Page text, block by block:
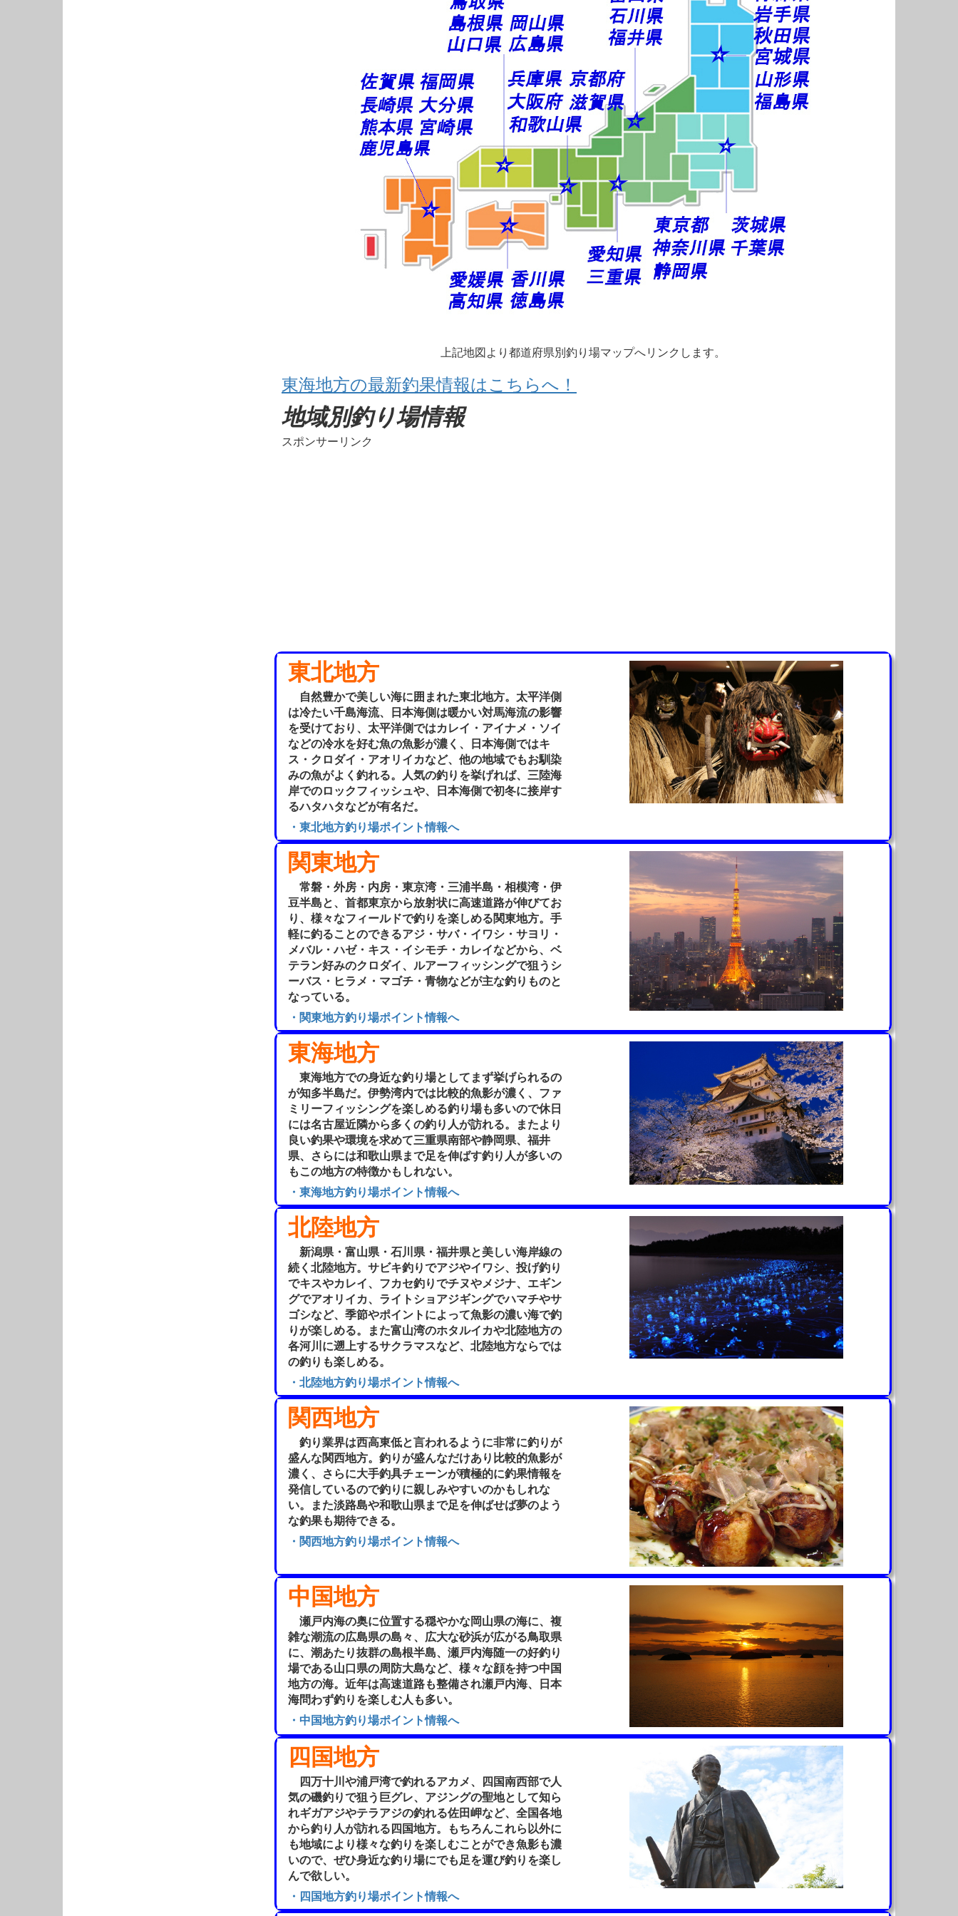
上記地図より都道府県別釣り場マップへリンクします。
東海地方の最新釣果情報はこちらへ！
地域別釣り場情報
スポンサーリンク
東北地方
自然豊かで美しい海に囲まれた東北地方。太平洋側
は冷たい千島海流、日本海側は暖かい対馬海流の影響
を受けており、太平洋側ではカレイ・アイナメ・ソイ
などの冷水を好む魚の魚影が濃く、日本海側ではキ
ス・クロダイ・アオリイカなど、他の地域でもお馴染
みの魚がよく釣れる。人気の釣りを挙げれば、三陸海
岸でのロックフィッシュや、日本海側で初冬に接岸す
るハタハタなどが有名だ。
・東北地方釣り場ポイント情報へ
関東地方
常磐・外房・内房・東京湾・三浦半島・相模湾・伊
豆半島と、首都東京から放射状に高速道路が伸びてお
り、様々なフィールドで釣りを楽しめる関東地方。手
軽に釣ることのできるアジ・サバ・イワシ・サヨリ・
メバル・ハゼ・キス・イシモチ・カレイなどから、ベ
テラン好みのクロダイ、ルアーフィッシングで狙うシ
ーバス・ヒラメ・マゴチ・青物などが主な釣りものと
なっている。
・関東地方釣り場ポイント情報へ
東海地方
東海地方での身近な釣り場としてまず挙げられるの
が知多半島だ。伊勢湾内では比較的魚影が濃く、ファ
ミリーフィッシングを楽しめる釣り場も多いので休日
には名古屋近隣から多くの釣り人が訪れる。またより
良い釣果や環境を求めて三重県南部や静岡県、福井
県、さらには和歌山県まで足を伸ばす釣り人が多いの
もこの地方の特徴かもしれない。
・東海地方釣り場ポイント情報へ
北陸地方
新潟県・富山県・石川県・福井県と美しい海岸線の
続く北陸地方。サビキ釣りでアジやイワシ、投げ釣り
でキスやカレイ、フカセ釣りでチヌやメジナ、エギン
グでアオリイカ、ライトショアジギングでハマチやサ
ゴシなど、季節やポイントによって魚影の濃い海で釣
りが楽しめる。また富山湾のホタルイカや北陸地方の
各河川に遡上するサクラマスなど、北陸地方ならでは
の釣りも楽しめる。
・北陸地方釣り場ポイント情報へ
関西地方
釣り業界は西高東低と言われるように非常に釣りが
盛んな関西地方。釣りが盛んなだけあり比較的魚影が
濃く、さらに大手釣具チェーンが積極的に釣果情報を
発信しているので釣りに親しみやすいのかもしれな
い。また淡路島や和歌山県まで足を伸ばせば夢のよう
な釣果も期待できる。
・関西地方釣り場ポイント情報へ
中国地方
瀬戸内海の奥に位置する穏やかな岡山県の海に、複
雑な潮流の広島県の島々、広大な砂浜が広がる鳥取県
に、潮あたり抜群の島根半島、瀬戸内海随一の好釣り
場である山口県の周防大島など、様々な顔を持つ中国
地方の海。近年は高速道路も整備され瀬戸内海、日本
海問わず釣りを楽しむ人も多い。
・中国地方釣り場ポイント情報へ
四国地方
四万十川や浦戸湾で釣れるアカメ、四国南西部で人
気の磯釣りで狙う巨グレ、アジングの聖地として知ら
れギガアジやテラアジの釣れる佐田岬など、全国各地
から釣り人が訪れる四国地方。もちろんこれら以外に
も地域により様々な釣りを楽しむことができ魚影も濃
いので、ぜひ身近な釣り場にでも足を運び釣りを楽し
んで欲しい。
・四国地方釣り場ポイント情報へ